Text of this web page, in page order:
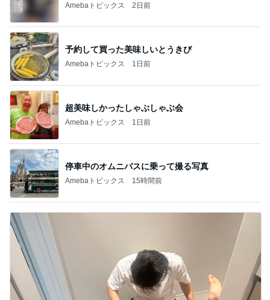
Amebaトピックス 2日前
予約して買った美味しいとうきび
Amebaトピックス 1日前
超美味しかったしゃぶしゃぶ会
Amebaトピックス 1日前
停車中のオムニバスに乗って撮る写真
Amebaトピックス 15時間前